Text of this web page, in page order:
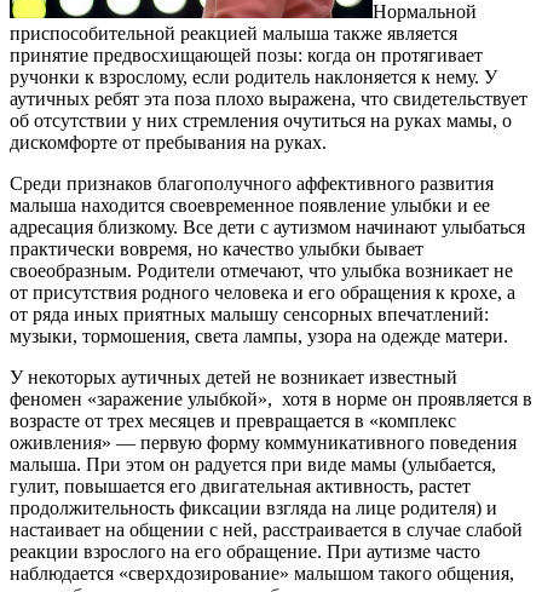
Нормальной
приспособительной реакцией малыша также является
принятие предвосхищающей позы: когда он протягивает
ручонки к взрослому, если родитель наклоняется к нему. У
аутичных ребят эта поза плохо выражена, что свидетельствует
об отсутствии у них стремления очутиться на руках мамы, о
дискомфорте от пребывания на руках.
Среди признаков благополучного аффективного развития
малыша находится своевременное появление улыбки и ее
адресация близкому. Все дети с аутизмом начинают улыбаться
практически вовремя, но качество улыбки бывает
своеобразным. Родители отмечают, что улыбка возникает не
от присутствия родного человека и его обращения к крохе, а
от ряда иных приятных малышу сенсорных впечатлений:
музыки, тормошения, света лампы, узора на одежде матери.
У некоторых аутичных детей не возникает известный
феномен «заражение улыбкой», хотя в норме он проявляется в
возрасте от трех месяцев и превращается в «комплекс
оживления» — первую форму коммуникативного поведения
малыша. При этом он радуется при виде мамы (улыбается,
гулит, повышается его двигательная активность, растет
продолжительность фиксации взгляда на лице родителя) и
настаивает на общении с ней, расстраивается в случае слабой
реакции взрослого на его обращение. При аутизме часто
наблюдается «сверхдозирование» малышом такого общения,